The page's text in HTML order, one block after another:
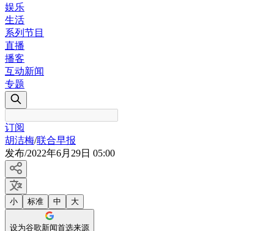
娱乐
生活
系列节目
直播
播客
互动新闻
专题
订阅
胡洁梅/联合早报
发布/2022年6月29日 05:00
小 标准 中 大
设为谷歌新闻首选来源